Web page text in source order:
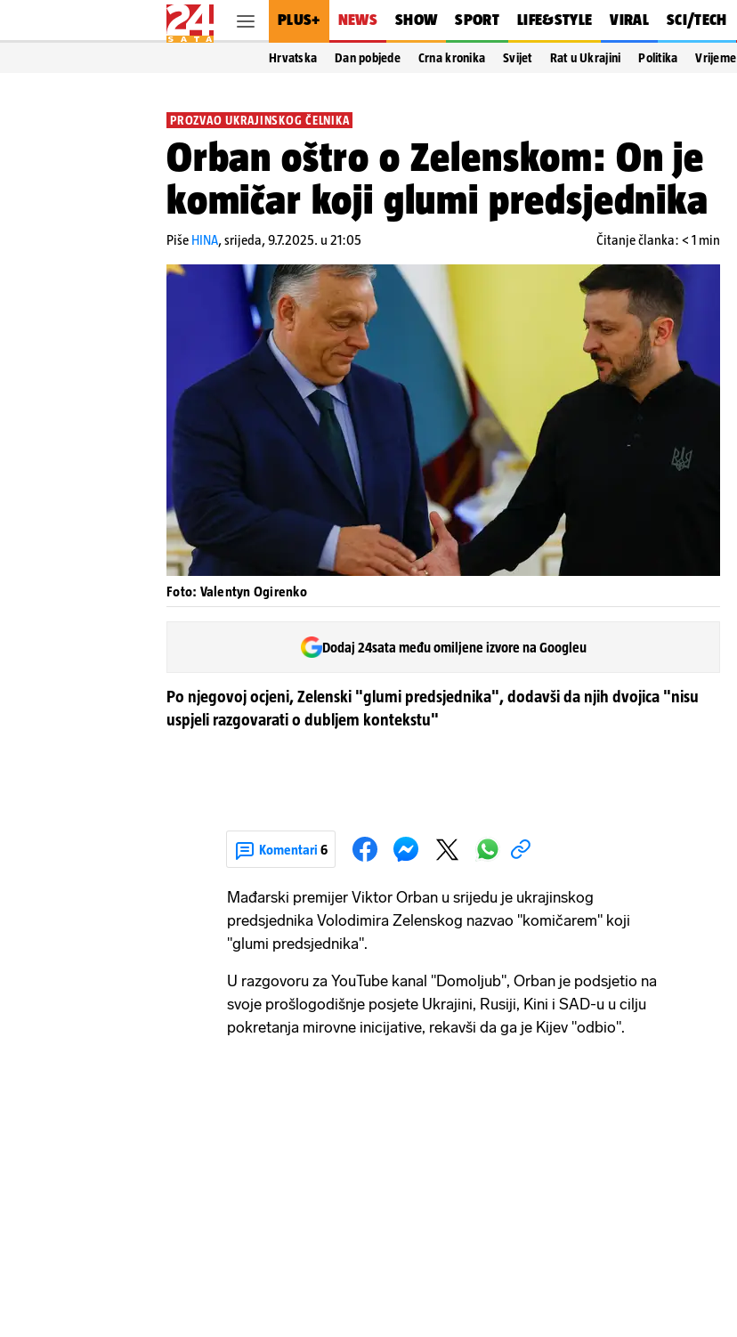
PLUS+ NEWS SHOW SPORT LIFE&STYLE VIRAL SCI/TECH
Hrvatska Dan pobjede Crna kronika Svijet Rat u Ukrajini Politika Vrijeme
PROZVAO UKRAJINSKOG ČELNIKA
Orban oštro o Zelenskom: On je
komičar koji glumi predsjednika
Piše HINA,srijeda, 9.7.2025. u 21:05 Čitanje članka: < 1 min
Foto: Valentyn Ogirenko
Dodaj 24sata među omiljene izvore na Googleu
Po njegovoj ocjeni, Zelenski "glumi predsjednika", dodavši da njih dvojica "nisu
uspjeli razgovarati o dubljem kontekstu"
Komentari 6
Mađarski premijer Viktor Orban u srijedu je ukrajinskog
predsjednika Volodimira Zelenskog nazvao "komičarem" koji
"glumi predsjednika".
U razgovoru za YouTube kanal "Domoljub", Orban je podsjetio na
svoje prošlogodišnje posjete Ukrajini, Rusiji, Kini i SAD-u u cilju
pokretanja mirovne inicijative, rekavši da ga je Kijev "odbio".